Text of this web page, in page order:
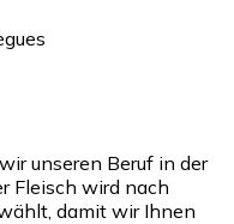
unseren Beruf in der
Fleisch wird nach
damit wir Ihnen